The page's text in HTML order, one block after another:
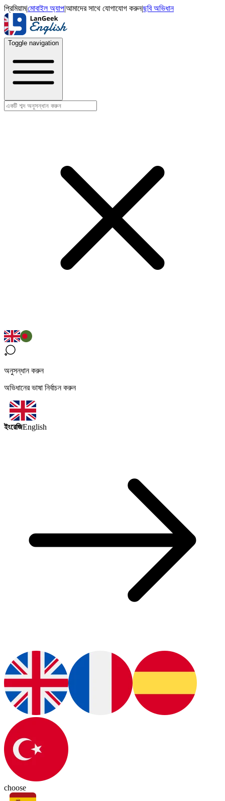
প্রিমিয়াম|মোবাইল অ্যাপ|আমাদের সাথে যোগাযোগ করুন|ছবি অভিধান
Toggle navigation
অনুসন্ধান করুন
অভিধানের ভাষা নির্বাচন করুন
ইংরেজিEnglish
choose